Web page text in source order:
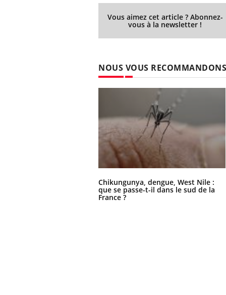
Vous aimez cet article ? Abonnez-
vous à la newsletter !
NOUS VOUS RECOMMANDONS
Chikungunya, dengue, West Nile :
que se passe-t-il dans le sud de la
France ?